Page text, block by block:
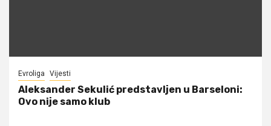
Evroliga Vijesti
Aleksander Sekulić predstavljen u Barseloni:
Ovo nije samo klub